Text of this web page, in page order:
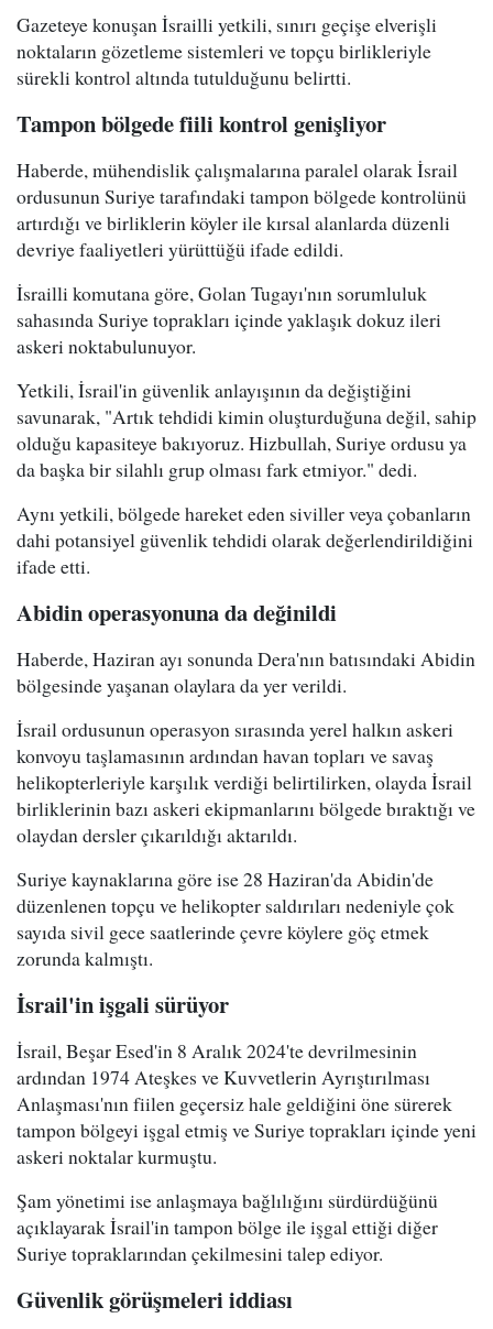
Gazeteye konuşan İsrailli yetkili, sınırı geçişe elverişli
noktaların gözetleme sistemleri ve topçu birlikleriyle
sürekli kontrol altında tutulduğunu belirtti.
Tampon bölgede fiili kontrol genişliyor
Haberde, mühendislik çalışmalarına paralel olarak İsrail
ordusunun Suriye tarafındaki tampon bölgede kontrolünü
artırdığı ve birliklerin köyler ile kırsal alanlarda düzenli
devriye faaliyetleri yürüttüğü ifade edildi.
İsrailli komutana göre, Golan Tugayı'nın sorumluluk
sahasında Suriye toprakları içinde yaklaşık dokuz ileri
askeri noktabulunuyor.
Yetkili, İsrail'in güvenlik anlayışının da değiştiğini
savunarak, "Artık tehdidi kimin oluşturduğuna değil, sahip
olduğu kapasiteye bakıyoruz. Hizbullah, Suriye ordusu ya
da başka bir silahlı grup olması fark etmiyor." dedi.
Aynı yetkili, bölgede hareket eden siviller veya çobanların
dahi potansiyel güvenlik tehdidi olarak değerlendirildiğini
ifade etti.
Abidin operasyonuna da değinildi
Haberde, Haziran ayı sonunda Dera'nın batısındaki Abidin
bölgesinde yaşanan olaylara da yer verildi.
İsrail ordusunun operasyon sırasında yerel halkın askeri
konvoyu taşlamasının ardından havan topları ve savaş
helikopterleriyle karşılık verdiği belirtilirken, olayda İsrail
birliklerinin bazı askeri ekipmanlarını bölgede bıraktığı ve
olaydan dersler çıkarıldığı aktarıldı.
Suriye kaynaklarına göre ise 28 Haziran'da Abidin'de
düzenlenen topçu ve helikopter saldırıları nedeniyle çok
sayıda sivil gece saatlerinde çevre köylere göç etmek
zorunda kalmıştı.
İsrail'in işgali sürüyor
İsrail, Beşar Esed'in 8 Aralık 2024'te devrilmesinin
ardından 1974 Ateşkes ve Kuvvetlerin Ayrıştırılması
Anlaşması'nın fiilen geçersiz hale geldiğini öne sürerek
tampon bölgeyi işgal etmiş ve Suriye toprakları içinde yeni
askeri noktalar kurmuştu.
Şam yönetimi ise anlaşmaya bağlılığını sürdürdüğünü
açıklayarak İsrail'in tampon bölge ile işgal ettiği diğer
Suriye topraklarından çekilmesini talep ediyor.
Güvenlik görüşmeleri iddiası